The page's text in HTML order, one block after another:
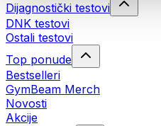
Dijagnostički testovi
DNK testovi
Ostali testovi
Top ponude
Bestselleri
GymBeam Merch
Novosti
Akcije